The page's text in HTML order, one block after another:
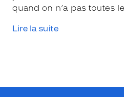
quand on n’a pas toutes
pour vous conseiller et
Lire la suite